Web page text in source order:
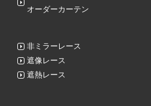
オーダーカーテン
非ミラーレース
遮像レース
遮熱レース